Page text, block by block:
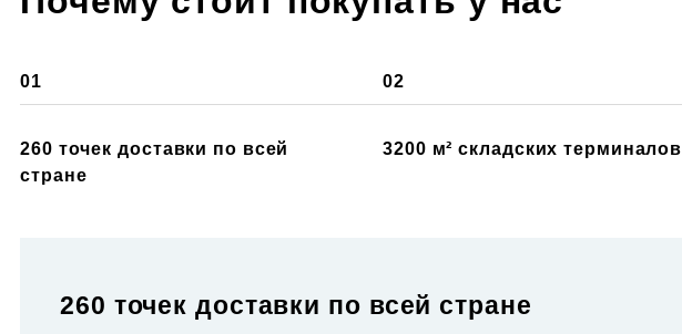
01
260 точек доставки по всей
стране
02
3200 м² складских терминалов
260 точек доставки по всей стране